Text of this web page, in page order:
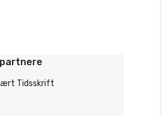
Tidsskrift